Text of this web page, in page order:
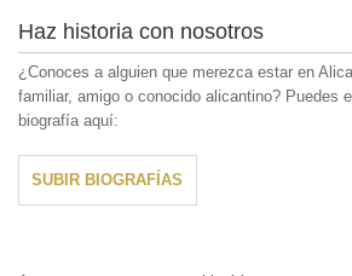
Haz historia con nosotros
¿Conoces a alguien que merezca estar en
familiar, amigo o conocido alicantino? Puedes
biografía aquí:
SUBIR BIOGRAFÍAS